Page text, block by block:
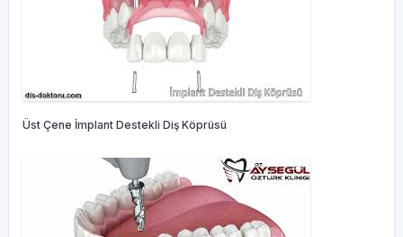
Üst Çene İmplant Destekli Diş Köprüsü